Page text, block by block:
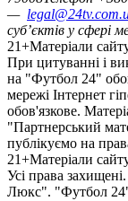
—
суб’єктів у сфері
21+Матеріали
При цитуванні і
на "Футбол 24"
мережі Інтернет
обов'язкове.
"Партнерський
публікуємо на
21+Матеріали
Усi права
Люкс". "Футбол